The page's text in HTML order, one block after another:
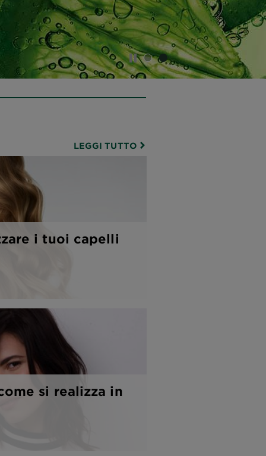
SLIDE PAUSE
SLIDE 1SLIDE 2
LEGGI TUTTO
i tuoi capelli
si realizza in